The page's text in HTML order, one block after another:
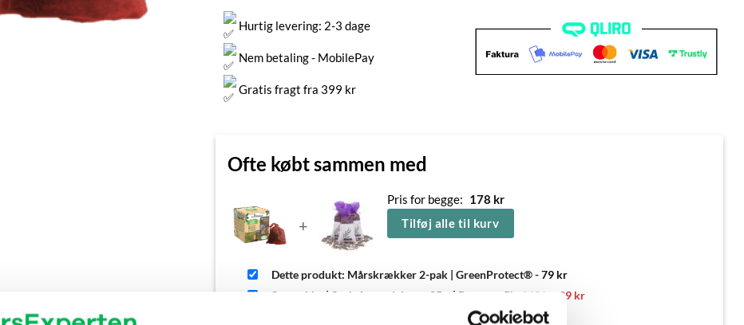
Hurtig levering: 2-3 dage
Nem betaling - MobilePay
Gratis fragt fra 399 kr
Ofte købt sammen med
+
Pris for begge: 178 kr
Tilføj alle til kurv
Dette produkt: Mårskrækker 2-pak | GreenProtect®-79 kr
Storpakke | 3 stk. Lavendelpose 25 g | Provance™
149 kr Den
oprindelige
99 krDen